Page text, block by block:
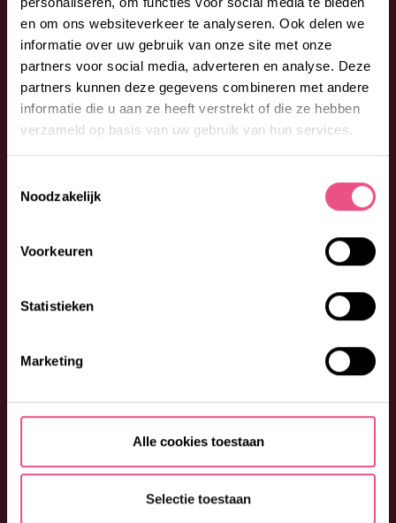
en om ons websiteverkeer te analyseren. Ook delen we
informatie over uw gebruik van onze site met onze
partners voor social media, adverteren en analyse. Deze
partners kunnen deze gegevens combineren met andere
informatie die u aan ze heeft verstrekt of die ze hebben
verzameld op basis van uw gebruik van hun services.
Noodzakelijk
Voorkeuren
Statistieken
Marketing
Alle cookies toestaan
Selectie toestaan
0026300 (optie 1) of vul onderstaand formulier in. We
begeleiden je graag bij jouw vragen en wensen.